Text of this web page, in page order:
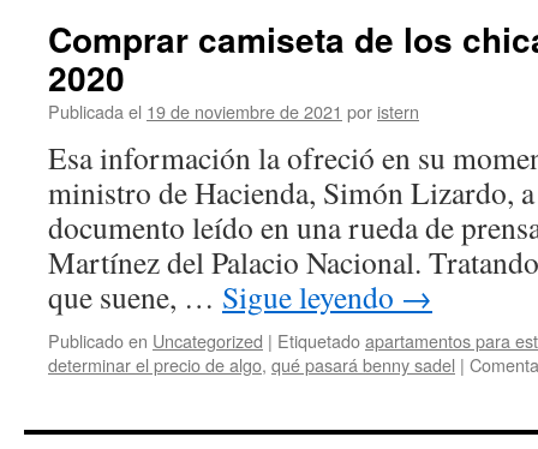
Comprar camiseta de los
2020
Publicada el 19 de noviembre de 2021 por istern
Esa información la ofreció en su
ministro de Hacienda, Simón Lizardo,
documento leído en una rueda de
Martínez del Palacio Nacional.
que suene, … Sigue leyendo →
Publicado en Uncategorized | Etiquetadoapartamentos para
determinar el precio de algo, qué pasará benny sadel |